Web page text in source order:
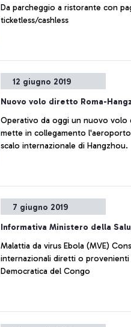
Da parcheggio a ristorante con
ticketless/cashless
12 giugno 2019
Nuovo volo diretto Roma-
Operativo da oggi un nuovo volo
mette in collegamento
scalo internazionale di Hangzhou.
7 giugno 2019
Informativa Ministero della
Malattia da virus Ebola (MVE)
internazionali diretti o provenienti
Democratica del Congo